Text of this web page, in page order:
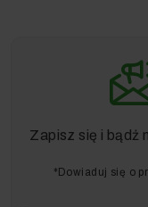
Zapisz się i bądź
*Dowiaduj się o